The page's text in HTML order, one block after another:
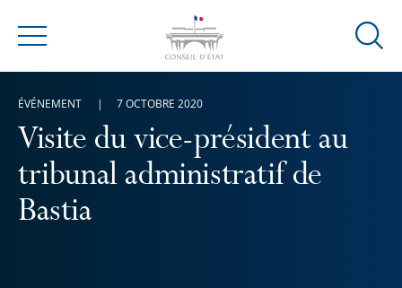
Menu
Ouvrir
Visite du vice-président au
tribunal administratif de
Bastia
ÉVÉNEMENT 7 OCTOBRE 2020